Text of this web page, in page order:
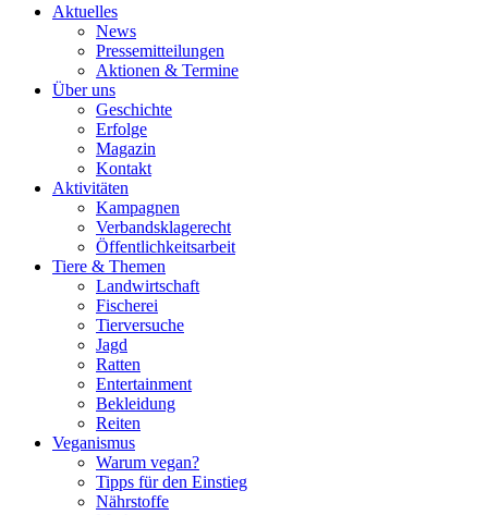
Aktuelles
News
Pressemitteilungen
Aktionen & Termine
Über uns
Geschichte
Erfolge
Magazin
Kontakt
Aktivitäten
Kampagnen
Verbandsklagerecht
Öffentlichkeitsarbeit
Tiere & Themen
Landwirtschaft
Fischerei
Tierversuche
Jagd
Ratten
Entertainment
Bekleidung
Reiten
Veganismus
Warum vegan?
Tipps für den Einstieg
Nährstoffe